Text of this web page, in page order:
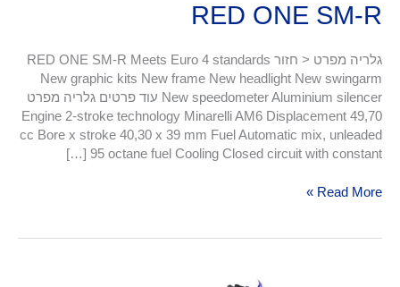
RED ONE SM-R
גלריה מפרט < חזור RED ONE SM-R Meets Euro 4 standards
New graphic kits New frame New headlight New swingarm
New speedometer Aluminium silencer עוד פרטים גלריה מפרט
Engine 2-stroke technology Minarelli AM6 Displacement 49,70
cc Bore x stroke 40,30 x 39 mm Fuel Automatic mix, unleaded
95 octane fuel Cooling Closed circuit with constant […]
Read More »